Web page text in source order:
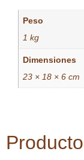
Peso
1 kg
Dimensiones
23 × 18 × 6 cm